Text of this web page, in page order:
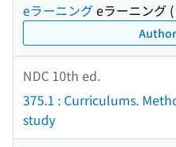
eラーニングeラーニング (
NDC 10th ed.
375.1 : Curriculums.
study